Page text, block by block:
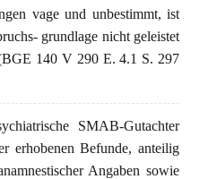
vage und unbestimmt, ist
grundlage nicht geleistet
140 V 290 E. 4.1 S. 297
SMAB-Gutachter
erhobenen Befunde, anteilig
Angaben sowie